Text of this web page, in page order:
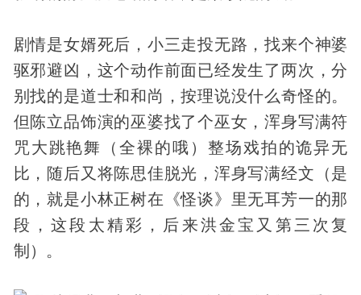
剧情是女婿死后，小三走投无路，找来个神婆
驱邪避凶，这个动作前面已经发生了两次，分
别找的是道士和和尚，按理说没什么奇怪的。
但陈立品饰演的巫婆找了个巫女，浑身写满符
咒大跳艳舞（全裸的哦）整场戏拍的诡异无
比，随后又将陈思佳脱光，浑身写满经文（是
的，就是小林正树在《怪谈》里无耳芳一的那
段，这段太精彩，后来洪金宝又第三次复
制）。